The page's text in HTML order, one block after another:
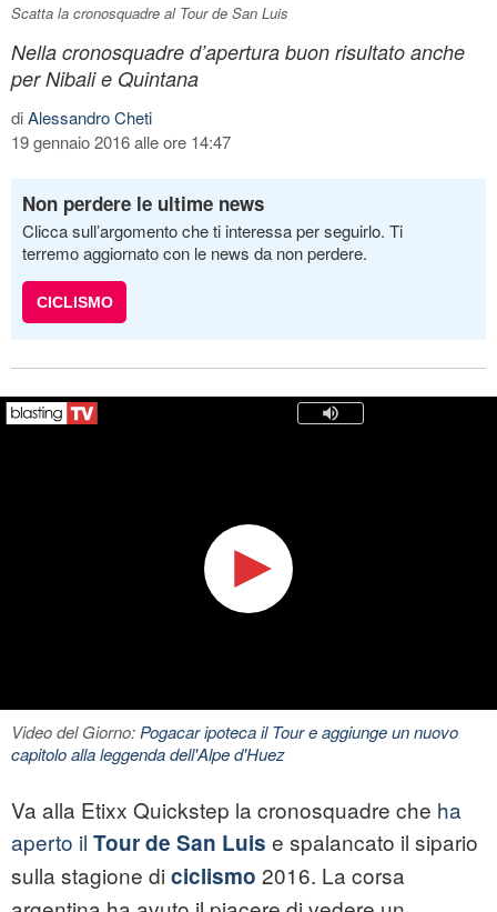
Scatta la cronosquadre al Tour de San Luis
Nella cronosquadre d’apertura buon risultato anche
per Nibali e Quintana
diAlessandro Cheti
19 gennaio 2016 alle ore 14:47
Non perdere le ultime news
Clicca sull’argomento che ti interessa per seguirlo. Ti
terremo aggiornato con le news da non perdere.
CICLISMO
Video del Giorno:Pogacar ipoteca il Tour e aggiunge un nuovo
capitolo alla leggenda dell'Alpe d'Huez
Va alla Etixx Quickstep la cronosquadre che ha
aperto il Tour de San Luis e spalancato il sipario
sulla stagione di ciclismo 2016. La corsa